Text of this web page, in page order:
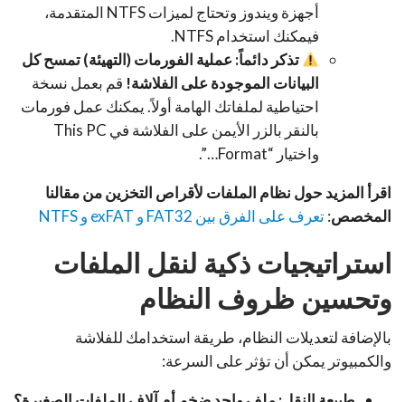
أجهزة ويندوز وتحتاج لميزات NTFS المتقدمة،
فيمكنك استخدام NTFS.
تذكر دائماً: عملية الفورمات (التهيئة) تمسح كل
البيانات الموجودة على الفلاشة! قم بعمل نسخة
احتياطية لملفاتك الهامة أولاً. يمكنك عمل فورمات
بالنقر بالزر الأيمن على الفلاشة في This PC
واختيار “Format…”.
اقرأ المزيد حول نظام الملفات لأقراص التخزين من مقالنا
المخصص:تعرف على الفرق بين FAT32 و exFAT و NTFS
استراتيجيات ذكية لنقل الملفات
وتحسين ظروف النظام
بالإضافة لتعديلات النظام، طريقة استخدامك للفلاشة
والكمبيوتر يمكن أن تؤثر على السرعة: